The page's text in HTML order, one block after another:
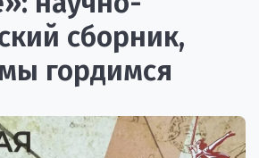
сборник,
гордимся